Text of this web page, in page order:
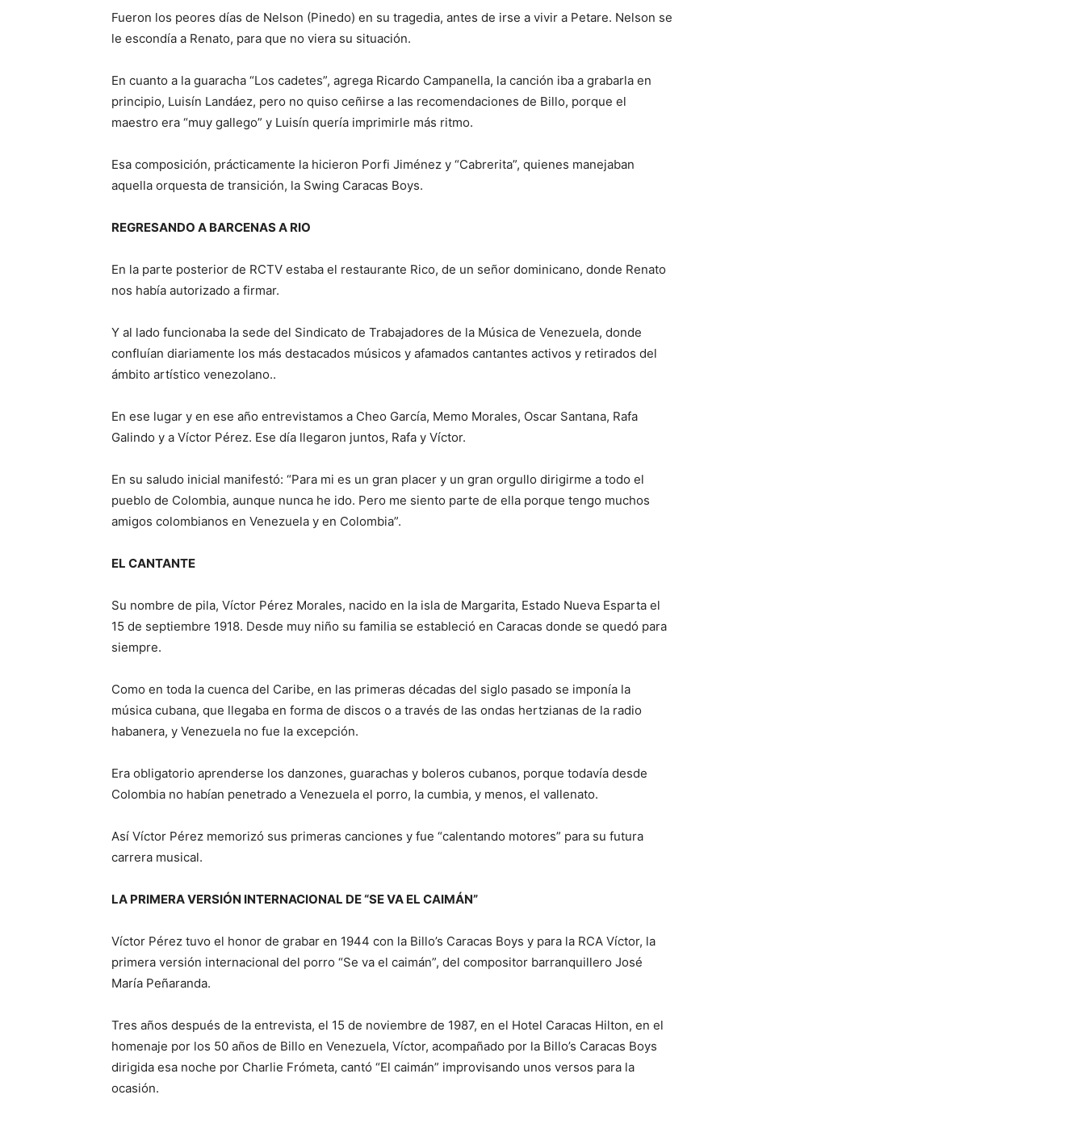
Fueron los peores días de Nelson (Pinedo) en su tragedia, antes de irse a vivir a Petare. Nelson se
le escondía a Renato, para que no viera su situación.
En cuanto a la guaracha “Los cadetes”, agrega Ricardo Campanella, la canción iba a grabarla en
principio, Luisín Landáez, pero no quiso ceñirse a las recomendaciones de Billo, porque el
maestro era “muy gallego” y Luisín quería imprimirle más ritmo.
Esa composición, prácticamente la hicieron Porfi Jiménez y “Cabrerita”, quienes manejaban
aquella orquesta de transición, la Swing Caracas Boys.
REGRESANDO A BARCENAS A RIO
En la parte posterior de RCTV estaba el restaurante Rico, de un señor dominicano, donde Renato
nos había autorizado a firmar.
Y al lado funcionaba la sede del Sindicato de Trabajadores de la Música de Venezuela, donde
confluían diariamente los más destacados músicos y afamados cantantes activos y retirados del
ámbito artístico venezolano..
En ese lugar y en ese año entrevistamos a Cheo García, Memo Morales, Oscar Santana, Rafa
Galindo y a Víctor Pérez. Ese día llegaron juntos, Rafa y Víctor.
En su saludo inicial manifestó: “Para mi es un gran placer y un gran orgullo dirigirme a todo el
pueblo de Colombia, aunque nunca he ido. Pero me siento parte de ella porque tengo muchos
amigos colombianos en Venezuela y en Colombia”.
EL CANTANTE
Su nombre de pila, Víctor Pérez Morales, nacido en la isla de Margarita, Estado Nueva Esparta el
15 de septiembre 1918. Desde muy niño su familia se estableció en Caracas donde se quedó para
siempre.
Como en toda la cuenca del Caribe, en las primeras décadas del siglo pasado se imponía la
música cubana, que llegaba en forma de discos o a través de las ondas hertzianas de la radio
habanera, y Venezuela no fue la excepción.
Era obligatorio aprenderse los danzones, guarachas y boleros cubanos, porque todavía desde
Colombia no habían penetrado a Venezuela el porro, la cumbia, y menos, el vallenato.
Así Víctor Pérez memorizó sus primeras canciones y fue “calentando motores” para su futura
carrera musical.
LA PRIMERA VERSIÓN INTERNACIONAL DE “SE VA EL CAIMÁN”
Víctor Pérez tuvo el honor de grabar en 1944 con la Billo’s Caracas Boys y para la RCA Víctor, la
primera versión internacional del porro “Se va el caimán”, del compositor barranquillero José
María Peñaranda.
Tres años después de la entrevista, el 15 de noviembre de 1987, en el Hotel Caracas Hilton, en el
homenaje por los 50 años de Billo en Venezuela, Víctor, acompañado por la Billo’s Caracas Boys
dirigida esa noche por Charlie Frómeta, cantó “El caimán” improvisando unos versos para la
ocasión.